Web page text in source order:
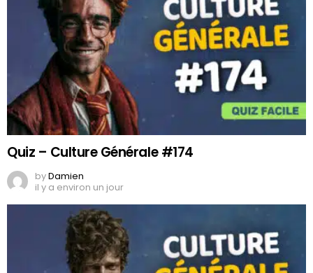
Quiz – Culture Générale #174
byDamien
il y a environ un jour